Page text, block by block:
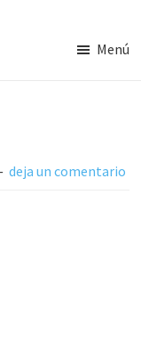
Menú
deja un comentario